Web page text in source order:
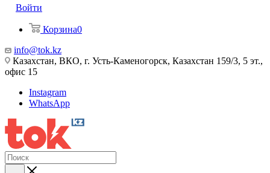
Войти
Корзина0
info@tok.kz
Казахстан, ВКО, г. Усть-Каменогорск, Казахстан 159/3, 5 эт.,
офис 15
Instagram
WhatsApp